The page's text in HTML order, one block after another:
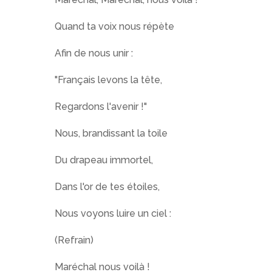
Quand ta voix nous répète
Afin de nous unir :
"Français levons la tête,
Regardons l'avenir !"
Nous, brandissant la toile
Du drapeau immortel,
Dans l'or de tes étoiles,
Nous voyons luire un ciel :
(Refrain)
Maréchal nous voilà !